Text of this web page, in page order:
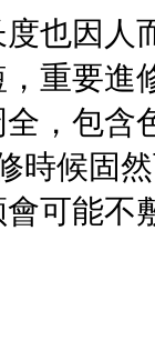
也因人
重要進
，包含
時候固
可能不